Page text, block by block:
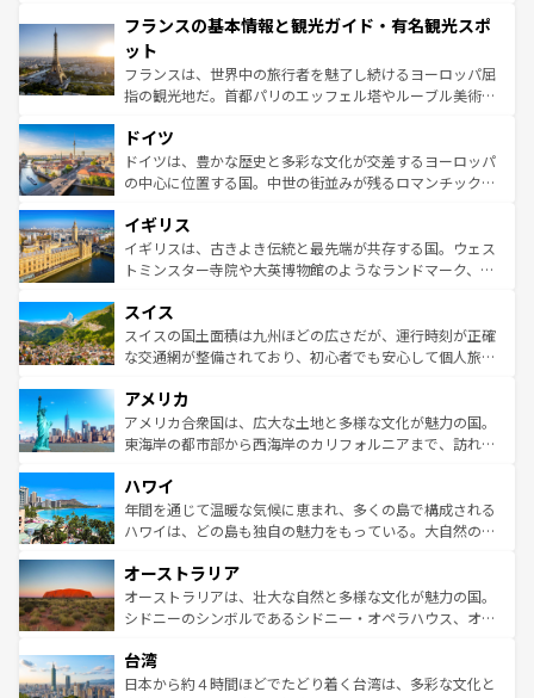
ませてくれるイタリアで、忘れられない旅をしてみよう！
なお、新着のイタリア情報は
しい。
文化が根付くこの国では、情熱的なフラメンコ、熱気あふ
れる闘牛、そして美味しいタパスが生活の一部となってい
る。首都マドリードの洗練された雰囲気や、バルセロナの
アートに溢れた街角から、地方では古代ローマ遺跡や中世
せる。地方によって風土や気候が異なるスペインはその個
性で訪れる人を魅了する。 なお、新着のスペイン情報は コ
ンテンツ一覧を参照してほしい。
フランスの基本情報と観光ガイド・有名観光スポ
ット
フランスは、世界中の旅行者を魅了し続けるヨーロッパ屈
指の観光地だ。首都パリのエッフェル塔やルーブル美術館
で、幅広い魅力が詰まっている。華麗な宮殿、歴史的な大
聖堂、美しいビーチ、そして豊かな自然が、訪れる者を心
から魅了する。また、フランスは美食の国としても知ら
いる。シャンパンの発祥地であるランス、プロヴァンスの
香り高いラベンダー畑など、多彩な楽しみ方が可能だ。さ
らに、パリ以外の地域にも魅力が溢れており、どの街角に
れる地方に足を運ぶとそれぞれで全く異なる文化を体験で
きるだろう。 なお、新着のフランス情報はコンテンツ一覧
を参照してほしい。
ドイツ
ドイツは、豊かな歴史と多彩な文化が交差するヨーロッパ
の中心に位置する国。中世の街並みが残るロマンチック街
顔を持つこの国は、どこを歩いても飽きることがない。ベ
ルリンの文化的活気、バイエルン州のアルプスの絶景、そ
してライン川沿いのワイン畑といった風景は必見。ビール
は、お酒好きな人にはぜひ体験してほしい。 なお、新着の
ドイツ情報はコンテンツ一覧を参照してほしい。
イギリス
イギリスは、古きよき伝統と最先端が共存する国。ウェス
トミンスター寺院や大英博物館のようなランドマーク、歴
リアごとに異なる魅力がある。また、優雅なアフタヌーン
ティー、ビール好きにはたまらない英国パブ、サッカー観
戦など、本場だからこそできる体験も豊富。イギリスを旅
ンツ一覧を参照してほしい。
スイス
スイスの国土面積は九州ほどの広さだが、運行時刻が正確
な交通網が整備されており、初心者でも安心して個人旅行
の建物がそのまま残る町や、スイスならではのユニークな
博物館もあり、アルプス観光だけでなく町歩きも満喫する
ことができる。国民の所得が高いため物価も高いが、旅行
ば市内交通費無料で観光を楽しむこともできる。 なお、新
着のスイス情報はコンテンツ一覧 を参照してほしい。
アメリカ
アメリカ合衆国は、広大な土地と多様な文化が魅力の国。
東海岸の都市部から西海岸のカリフォルニアまで、訪れる
のような巨大都市は、観光、ショッピング、エンターテイ
ンメントが詰まった刺激的なスポットだ。一方、アメリカ
西部には大自然が広がり、グランドキャニオンやイエロー
部のニューオーリンズでは、音楽と美食が融合した独特の
文化が魅力。旅行者はアメリカの各地域で異なる魅力を楽
しみながら、その多様性と豊かな歴史を感じることができ
ならではの贅沢な旅のスタイルだ。 なお、新着のアメリカ
情報はコンテンツ一覧を参照してほしい。
ハワイ
年間を通じて温暖な気候に恵まれ、多くの島で構成される
ハワイは、どの島も独自の魅力をもっている。大自然の神
ワイ島は見逃せない。また、定番の観光地といえばオアフ
島だが、静かな自然を求めるならマウイ島やカウアイ島が
おすすめ。エメラルドグリーンに輝く海をはじめ、豊かな
れるおもてなしの心で訪れる人々を迎えてくれるハワイの
人々、おいしいローカルフードやハワイアンミュージッ
オーストラリア
オーストラリアは、壮大な自然と多様な文化が魅力の国。
シドニーのシンボルであるシドニー・オペラハウス、オー
リアリーフや大陸中央部にそびえるウルル（エアーズロッ
ク）、タスマニアの美しい原生林やケアンズの熱帯雨林な
台湾
日本から約４時間ほどでたどり着く台湾は、多彩な文化と